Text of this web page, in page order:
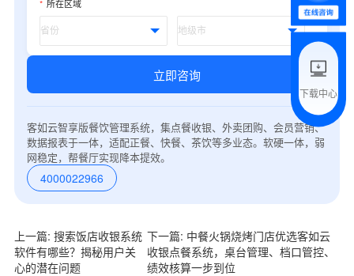
* 所在区域
立即咨询
客如云智享版餐饮管理系统，集点餐收银、外卖团购、会员营销、
数据报表于一体，适配正餐、快餐、茶饮等多业态。软硬一体，弱
网稳定，帮餐厅实现降本提效。
4000022966
上一篇: 搜索饭店收银系统
软件有哪些？揭秘用户关
心的潜在问题
下一篇: 中餐火锅烧烤门店优选客如云
收银点餐系统，桌台管理、档口管控、
绩效核算一步到位
下载中心
附加留言
我是老客户，了解最新优惠